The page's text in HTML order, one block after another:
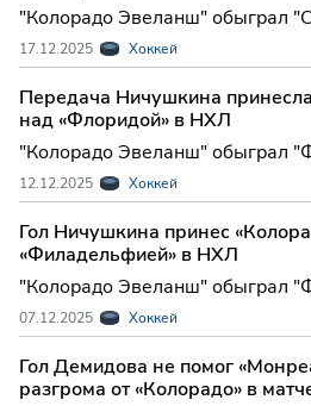
"Колорадо Эвеланш" обыграл
регулярного чемпионата
лиги (НХЛ). Встреча в Сиэтле
5:3 (1:0, 1:3, 3:0) в ...
17.12.2025 Хоккей
Передача Ничушкина
над «Флоридой» в НХЛ
"Колорадо Эвеланш" обыграл
домашнем матче регулярного
Национальной хоккейной лиги
которая прошла в Денвере,
12.12.2025 Хоккей
Гол Ничушкина принес
«Филадельфией» в НХЛ
"Колорадо Эвеланш" обыграл
Флайерз" в матче регулярного
Национальной хоккейной лиги
прошедшая в Филадельфии,
07.12.2025 Хоккей
Гол Демидова не помог
разгрома от «Колорадо» в